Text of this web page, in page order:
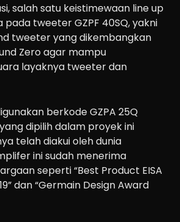
salah satu keistimewaan line up
pada tweeter GZPF 40SQ, yakni
tweeter yang dikembangkan
Zero agar mampu
layaknya tweeter dan
berkode GZPA 25Q
dipilih dalam proyek ini
telah diakui oleh dunia
ini sudah menerima
seperti “Best Product EISA
dan “Germain Design Award